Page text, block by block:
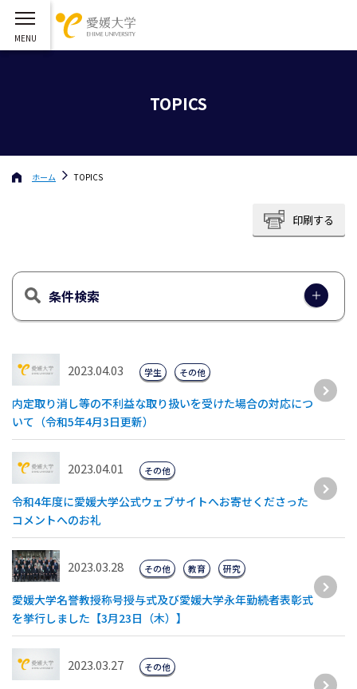
TOPICS
ホーム TOPICS
印刷する
条件検索
2023.04.03
内定取り消し等の不利益な取り扱いを受けた場合の対応につ
いて（令和5年4月3日更新）
学生 その他
2023.04.01
令和4年度に愛媛大学公式ウェブサイトへお寄せくださった
コメントへのお礼
その他
2023.03.28
愛媛大学名誉教授称号授与式及び愛媛大学永年勤続者表彰式
を挙行しました【3月23日（木）】
その他 教育 研究
2023.03.27 その他